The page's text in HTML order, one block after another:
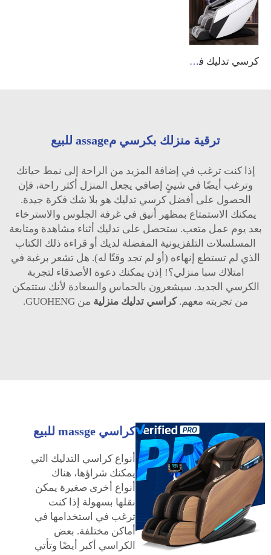
كرسي تدليك فاخر واسع مassage كهربائي بالكامل بحجم XL مع دعم للظهر من الجلد 4D بسعر منخفض للمنزل والاسترخاء
ترقية منزلك بكرسي مassage للبيع
إذا كنت ترغب في إضافة المزيد من الراحة إلى نمط حياتك
وترغب أيضًا في شيئٍ إضافي يجعل المنزل أكثر راحة، فإن
الحصول على أفضل كرسي تدليك هو بلا شك فكرة جيدة.
يمكنك الاستمتاع بمظهر أنيق في غرفة الجلوس والاسترخاء
بعد يوم عمل متعب. ستحصل على تدليك أثناء مشاهدة ومتابعة
المسلسلات التلفزيونية المفضلة لديك أو قراءة ذلك الكتاب
الذي لم تستطع إنهاءه (أو لم تجد وقتًا له). هل تشعر برغبة في
امتلاك سبا منزلي؟! إذن يمكنك دعوة الأصدقاء لتجربة
الكرسي الجديد. سيشعرون بالحماس والسعادة لأنك ستتمكن
من تجربته معهم.كراسي تدليك منزلية من GUOHENG.
كراسي massge للبيع
أنواع كراسي التدليك التي
يمكنك شراؤها، هناك
أنواع أخرى صغيرة يمكن
نقلها بسهولة إذا كنت
ترغب في استخدامها في
أماكن مختلفة. بعض
الكراسي أكبر أيضًا وتأتي